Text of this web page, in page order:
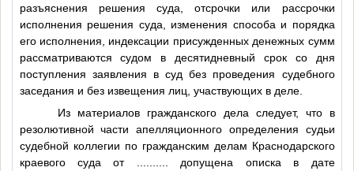
разъяснения решения суда, отсрочки или рассрочки
исполнения решения суда, изменения способа и порядка
его исполнения, индексации присужденных денежных сумм
рассматриваются судом в десятидневный срок со дня
поступления заявления в суд без проведения судебного
заседания и без извещения лиц, участвующих в деле.
Из материалов гражданского дела следует, что в
резолютивной части апелляционного определения судьи
судебной коллегии по гражданским делам Краснодарского
краевого суда от
допущена описка в дате